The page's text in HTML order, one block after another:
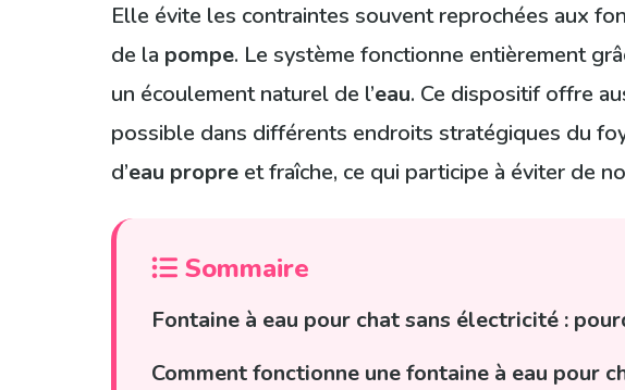
Elle évite les contraintes souvent reprochées aux
de la pompe. Le système fonctionne entièrement
un écoulement naturel de l’eau. Ce dispositif offre
possible dans différents endroits stratégiques du
d’eau propre et fraîche, ce qui participe à éviter de
Sommaire
Fontaine à eau pour chat sans électricité :
Comment fonctionne une fontaine à eau pour